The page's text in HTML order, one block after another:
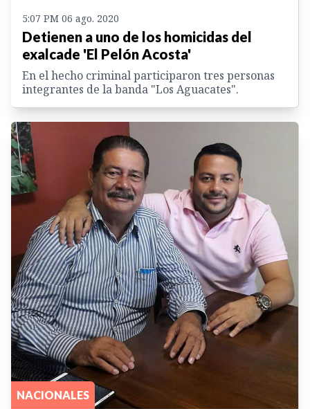
5:07 PM 06 ago. 2020
Detienen a uno de los homicidas del
exalcade 'El Pelón Acosta'
En el hecho criminal participaron tres personas
integrantes de la banda "Los Aguacates".
NACIONALES